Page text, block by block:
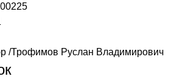
/Трофимов Руслан Владимирович